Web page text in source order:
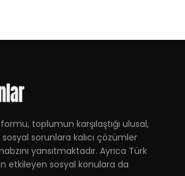
toplumun karşılaştığı ulusal,
sorunlara kalıcı çözümler
yansıtmaktadır. Ayrıca Türk
etkileyen sosyal konulara da